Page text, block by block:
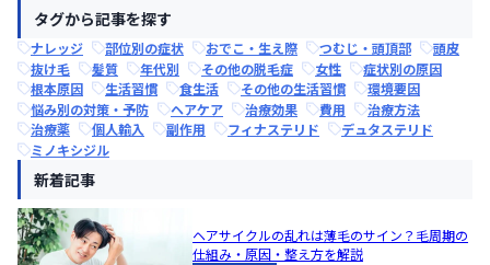
タグから記事を探す
ナレッジ 部位別の症状 おでこ・生え際 つむじ・頭頂部
頭皮
抜け毛
髪質 年代別 その他の脱毛症 女性
症状別の原因
根本原因
生活習慣 食生活 その他の生活習慣
環境要因
悩み別の対策・予防
ヘアケア 治療効果 費用
治療方法
治療薬
個人輸入 副作用 フィナステリド
デュタステリド
ミノキシジル
新着記事
ヘアサイクルの乱れは薄毛のサイン？毛周期の
仕組み・原因・整え方を解説